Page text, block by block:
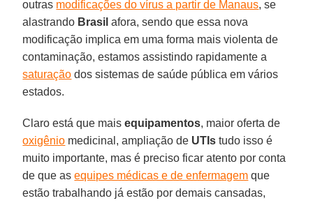
outras modificações do vírus a partir de Manaus, se
alastrando Brasil afora, sendo que essa nova
modificação implica em uma forma mais violenta de
contaminação, estamos assistindo rapidamente a
saturação dos sistemas de saúde pública em vários
estados.
Claro está que maisequipamentos, maior oferta de
oxigênio medicinal, ampliação de UTIs tudo isso é
muito importante, mas é preciso ficar atento por conta
de que asequipes médicas e de enfermagem que
estão trabalhando já estão por demais cansadas,